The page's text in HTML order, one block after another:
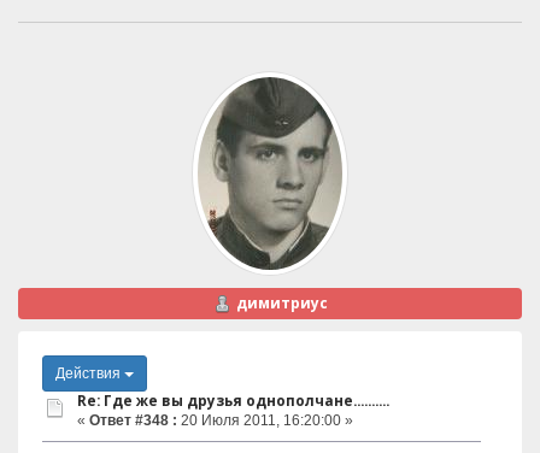
димитриус
Действия
Re: Где же вы друзья однополчане..........
« Ответ #348 : 20 Июля 2011, 16:20:00 »